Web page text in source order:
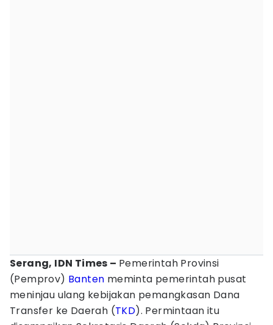
Serang, IDN Times – Pemerintah Provinsi
(Pemprov) Banten meminta pemerintah pusat
meninjau ulang kebijakan pemangkasan Dana
Transfer ke Daerah (TKD). Permintaan itu